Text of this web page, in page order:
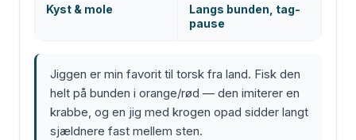
Kyst & mole
Langs bunden, tag-
pause
Jiggen er min favorit til torsk fra land. Fisk den
helt på bunden i orange/rød — den imiterer en
krabbe, og en jig med krogen opad sidder langt
sjældnere fast mellem sten.